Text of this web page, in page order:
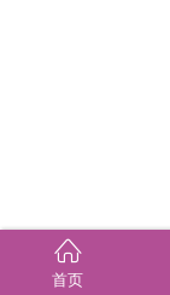
首页